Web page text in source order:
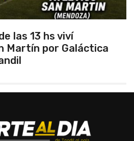
las 13 hs viví
Martín por Galáctica